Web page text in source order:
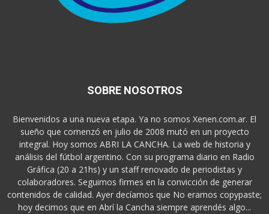
SOBRE NOSOTROS
Bienvenidos a una nueva etapa. Ya no somos Xenen.com.ar. El
sueño que comenzó en julio de 2008 mutó en un proyecto
integral. Hoy somos ABRI LA CANCHA. La web de historia y
análisis del fútbol argentino. Con su programa diario en Radio
Gráfica (20 a 21hs) y un staff renovado de periodistas y
colaboradores. Seguimos firmes en la convicción de generar
contenidos de calidad. Ayer decíamos que No eramos copypaste;
hoy decimos que en Abrí la Cancha siempre aprendés algo...